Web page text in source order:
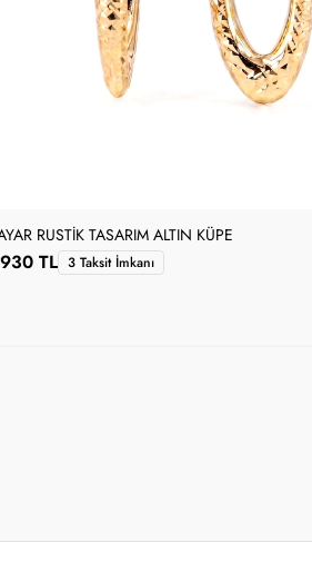
RUSTIK TASARIM ALTIN KÜPE
TL 3 Taksit İmkanı